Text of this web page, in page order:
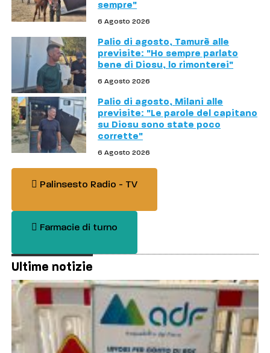
sempre"
6 Agosto 2026
Palio di agosto, Tamurè alle
previsite: "Ho sempre parlato
bene di Diosu, lo rimonterei"
6 Agosto 2026
Palio di agosto, Milani alle
previsite: "Le parole del capitano
su Diosu sono state poco
corrette"
6 Agosto 2026
Palinsesto Radio - TV
Farmacie di turno
Ultime notizie